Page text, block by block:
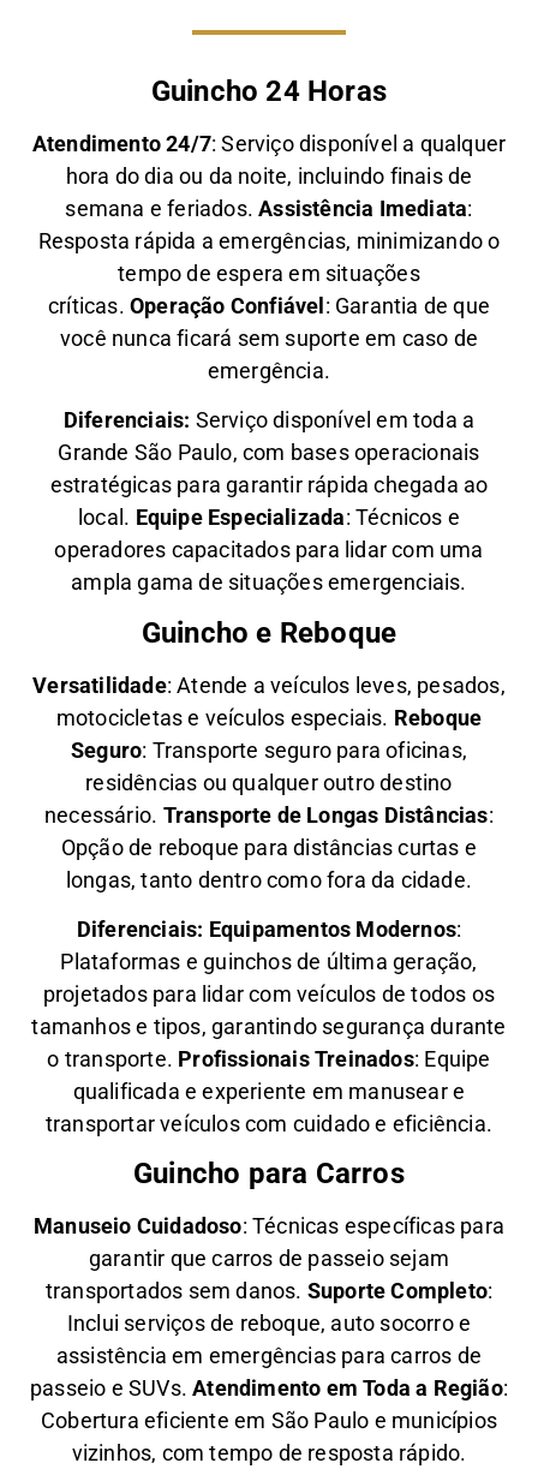
Guincho 24 Horas
Atendimento 24/7: Serviço disponível a qualquer
hora do dia ou da noite, incluindo finais de
semana e feriados.Assistência Imediata:
Resposta rápida a emergências, minimizando o
tempo de espera em situações
críticas. Operação Confiável: Garantia de que
você nunca ficará sem suporte em caso de
emergência.
Diferenciais: Serviço disponível em toda a
Grande São Paulo, com bases operacionais
estratégicas para garantir rápida chegada ao
local. Equipe Especializada: Técnicos e
operadores capacitados para lidar com uma
ampla gama de situações emergenciais.
Guincho e Reboque
Versatilidade:Atende a veículos leves, pesados,
motocicletas e veículos especiais. Reboque
Seguro: Transporte seguro para oficinas,
residências ou qualquer outro destino
necessário. Transporte de Longas Distâncias:
Opção de reboque para distâncias curtas e
longas, tanto dentro como fora da cidade.
Diferenciais: Equipamentos Modernos:
Plataformas e guinchos de última geração,
projetados para lidar com veículos de todos os
tamanhos e tipos, garantindo segurança durante
o transporte. Profissionais Treinados: Equipe
qualificada e experiente em manusear e
transportar veículos com cuidado e eficiência.
Guincho para Carros
Manuseio Cuidadoso: Técnicas específicas para
garantir que carros de passeio sejam
transportados sem danos. Suporte Completo:
Inclui serviços de reboque, auto socorro e
assistência em emergências para carros de
passeio e SUVs.Atendimento em Toda a Região:
Cobertura eficiente em São Paulo e municípios
vizinhos, com tempo de resposta rápido.